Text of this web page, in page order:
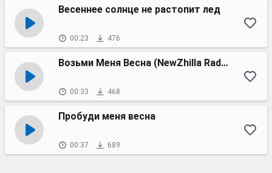
Весеннее солнце не растопит лед
00:23 476
Возьми Меня Весна (NewZhilla Radio Remix)
00:33 468
Пробуди меня весна
00:37 689